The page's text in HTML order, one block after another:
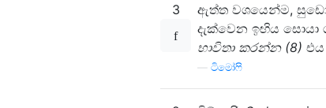
3
ඇත්ත වශයෙන්ම, සුඩෝ
දැක්වෙන ඉඟිය සොයා
භාවිතා කරන්න (8)
ටිමෝෆි